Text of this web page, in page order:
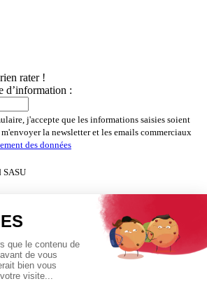
rater !
d’information :
j'accepte que les informations saisies soient
la newsletter et les emails commerciaux
des données
SASU
de
j'accepte que les informations saisies soient